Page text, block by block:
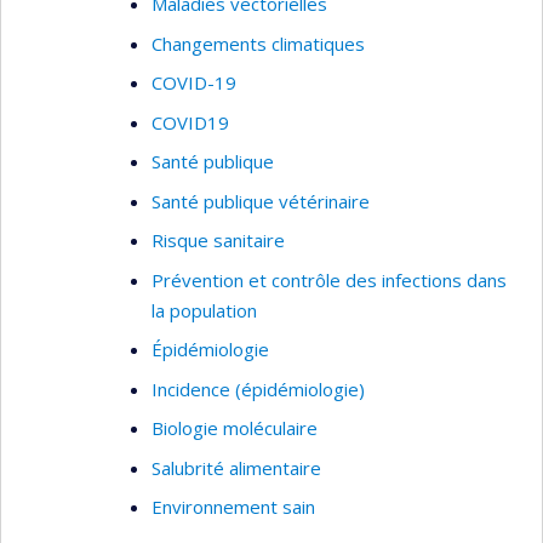
tous les animaux (domestiques, fermes,
exotiques, faune).
Changements climatiques
COVID-19
COVID19
Santé publique
Santé publique vétérinaire
Risque sanitaire
Prévention et contrôle des infections dans
la population
Épidémiologie
Incidence (épidémiologie)
Biologie moléculaire
Salubrité alimentaire
Environnement sain